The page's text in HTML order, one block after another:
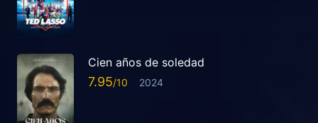
Cien años de soledad
7.95 2024